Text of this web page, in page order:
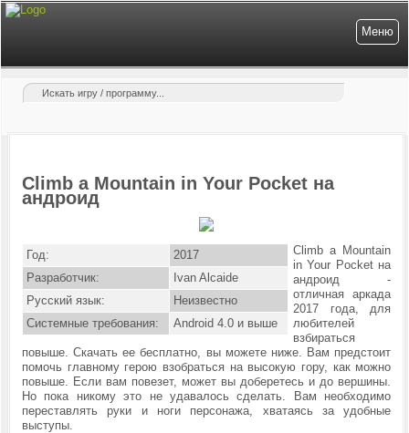
Меню
Climb a Mountain in Your Pocket на
андроид
Год:
2017
Разработчик:
Ivan Alcaide
Русский язык:
Неизвестно
Системные требования:
Android 4.0 и выше
Climb a Mountain
in Your Pocket на
андроид -
отличная аркада
2017 года, для
любителей
взбираться
повыше. Скачать ее бесплатно, вы можете ниже. Вам предстоит
помочь главному герою взобраться на высокую гору, как можно
повыше. Если вам повезет, может вы доберетесь и до вершины.
Но пока никому это не удавалось сделать. Вам необходимо
переставлять руки и ноги персонажа, хватаясь за удобные
выступы.